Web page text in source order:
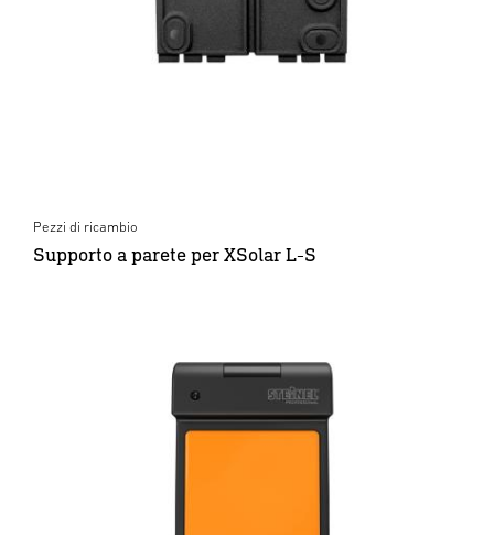
Pezzi di ricambio
Supporto a parete per XSolar L-S